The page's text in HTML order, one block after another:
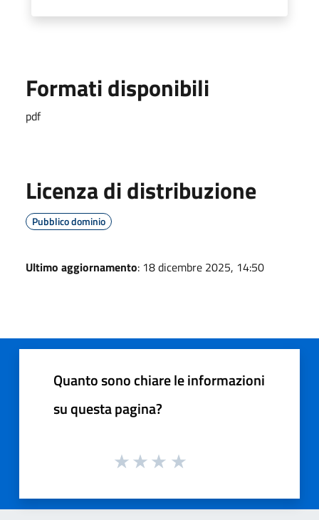
Formati disponibili
pdf
Licenza di distribuzione
Pubblico dominio
Ultimo aggiornamento: 18 dicembre 2025, 14:50
Quanto sono chiare le informazioni
su questa pagina?